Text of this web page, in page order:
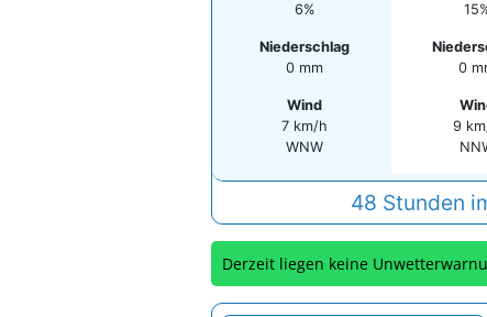
6%
Niederschlag
0 mm
Wind
7 km/h
WNW
0
9
48 Stunden
Derzeit liegen keine